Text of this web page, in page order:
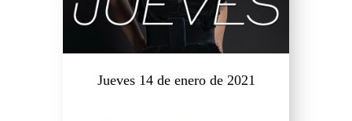
Jueves 14 de enero de 2021